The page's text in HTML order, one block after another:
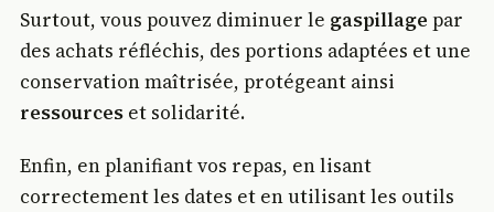
Surtout, vous pouvez diminuer le gaspillage par
des achats réfléchis, des portions adaptées et une
conservation maîtrisée, protégeant ainsi
ressources et solidarité.
Enfin, en planifiant vos repas, en lisant
correctement les dates et en utilisant les outils